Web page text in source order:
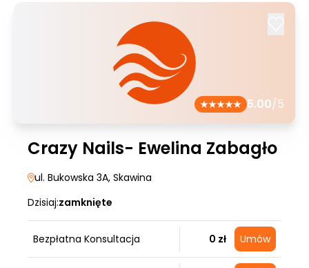
5.00/5
Crazy Nails- Ewelina Zabagło
ul. Bukowska 3A, Skawina
Dzisiaj:zamknięte
Bezpłatna Konsultacja 0 zł Umów